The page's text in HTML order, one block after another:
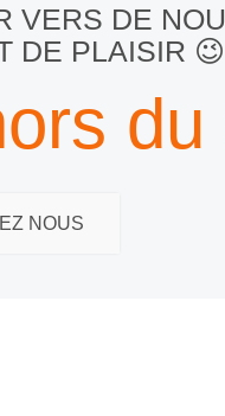
VERS DE
DE PLAISIR 😉
NOUS